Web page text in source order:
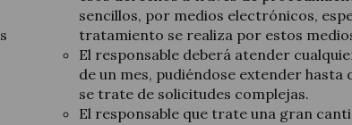
sencillos, por medios electrónicos,
tratamiento se realiza por estos
El responsable deberá atender
de un mes, pudiéndose extender hasta
se trate de solicitudes complejas.
El responsable que trate una gran